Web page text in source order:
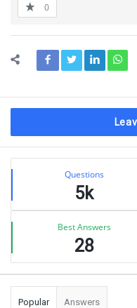
0
Sidebar
Stats Questions
5k
Best Answers
28
Popular Answers